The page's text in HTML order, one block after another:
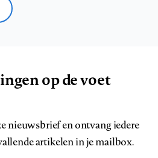
op de voet
nieuwsbrief en ontvang iedere
artikelen in je mailbox.